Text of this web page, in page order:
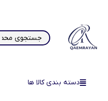
دسته بندی کالا ها